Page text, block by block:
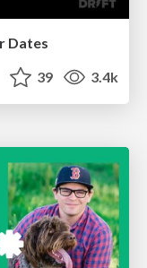
Dates
39 3.4k